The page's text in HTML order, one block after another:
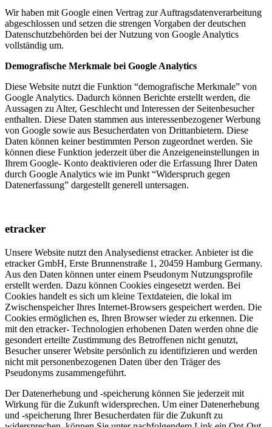
Wir haben mit Google einen Vertrag zur Auftragsdatenverarbeitung
abgeschlossen und setzen die strengen Vorgaben der deutschen
Datenschutzbehörden bei der Nutzung von Google Analytics
vollständig um.
Demografische Merkmale bei Google Analytics
Diese Website nutzt die Funktion “demografische Merkmale” von
Google Analytics. Dadurch können Berichte erstellt werden, die
Aussagen zu Alter, Geschlecht und Interessen der Seitenbesucher
enthalten. Diese Daten stammen aus interessenbezogener Werbung
von Google sowie aus Besucherdaten von Drittanbietern. Diese
Daten können keiner bestimmten Person zugeordnet werden. Sie
können diese Funktion jederzeit über die Anzeigeneinstellungen in
Ihrem Google- Konto deaktivieren oder die Erfassung Ihrer Daten
durch Google Analytics wie im Punkt “Widerspruch gegen
Datenerfassung” dargestellt generell untersagen.
etracker
Unsere Website nutzt den Analysedienst etracker. Anbieter ist die
etracker GmbH, Erste Brunnenstraße 1, 20459 Hamburg Germany.
Aus den Daten können unter einem Pseudonym Nutzungsprofile
erstellt werden. Dazu können Cookies eingesetzt werden. Bei
Cookies handelt es sich um kleine Textdateien, die lokal im
Zwischenspeicher Ihres Internet-Browsers gespeichert werden. Die
Cookies ermöglichen es, Ihren Browser wieder zu erkennen. Die
mit den etracker- Technologien erhobenen Daten werden ohne die
gesondert erteilte Zustimmung des Betroffenen nicht genutzt,
Besucher unserer Website persönlich zu identifizieren und werden
nicht mit personenbezogenen Daten über den Träger des
Pseudonyms zusammengeführt.
Der Datenerhebung und -speicherung können Sie jederzeit mit
Wirkung für die Zukunft widersprechen. Um einer Datenerhebung
und -speicherung Ihrer Besucherdaten für die Zukunft zu